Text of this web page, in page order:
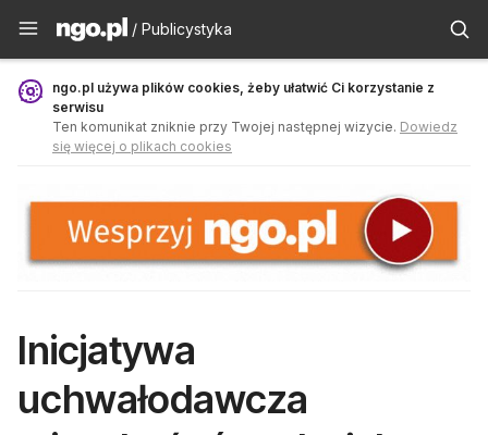
Publicystyka - ngo.pl
/ Publicystyka
ngo.pl używa plików cookies, żeby ułatwić Ci korzystanie z
serwisu
Ten komunikat zniknie przy Twojej następnej wizycie. Dowiedz
się więcej o plikach cookies
Inicjatywa
uchwałodawcza